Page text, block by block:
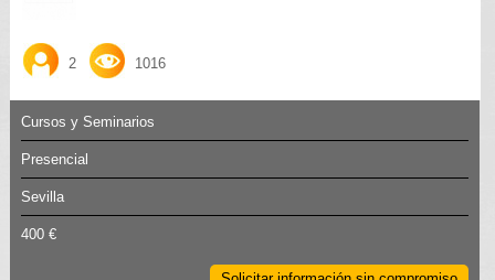
2 1016
Cursos y Seminarios
Presencial
Sevilla
400 €